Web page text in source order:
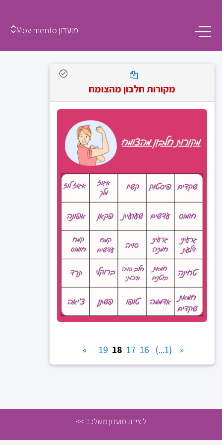
מועדון Movimento
מקורות חלבון מהצומח
«
(1...)
16
17
18
19
»
ליצירת מועדון משלכם >>